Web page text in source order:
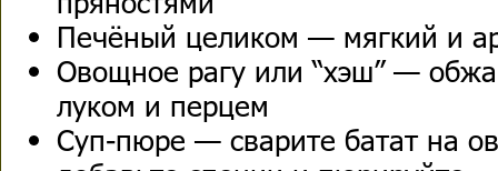
Печёный целиком — мягкий и
Овощное рагу или “хэш” —
луком и перцем
Суп-пюре — сварите батат на